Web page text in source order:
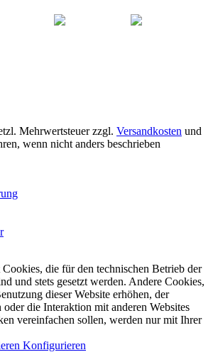
Mehrwertsteuer zzgl. Versandkosten und
wenn nicht anders beschrieben
die für den technischen Betrieb der
und stets gesetzt werden. Andere Cookies,
dieser Website erhöhen, der
die Interaktion mit anderen Websites
vereinfachen sollen, werden nur mit Ihrer
Konfigurieren